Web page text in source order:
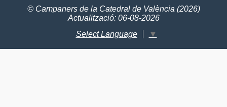
© Campaners de la Catedral de València (2026)
Actualització: 06-08-2026
Select Language
▼